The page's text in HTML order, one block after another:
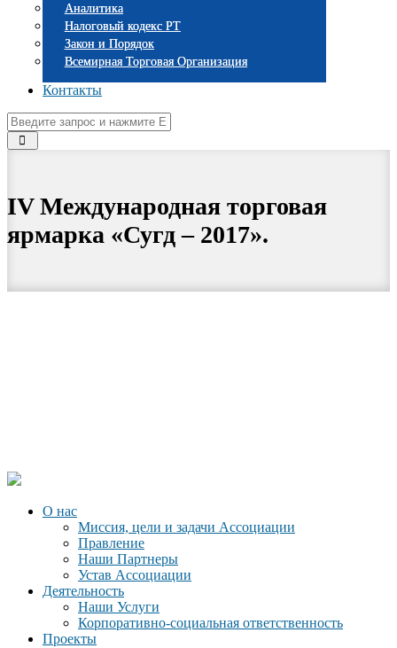
Аналитика
Налоговый кодекс РТ
Закон и Порядок
Всемирная Торговая Организация
Контакты
IV Международная торговая
ярмарка «Сугд – 2017».
О нас
Миссия, цели и задачи Ассоциации
Правление
Наши Партнеры
Устав Ассоциации
Деятельность
Наши Услуги
Корпоративно-социальная ответственность
Проекты